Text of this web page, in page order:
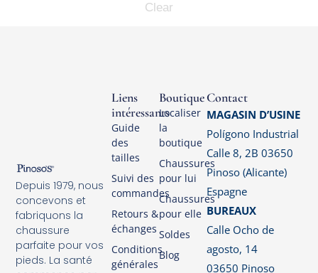
Clear
Depuis 1979, nous
concevons et
fabriquons la
chaussure
parfaite pour vos
pieds. La santé
Boutique
Localiser
la
boutique
Chaussures
pour lui
Chaussures
pour elle
Soldes
Blog
Liens
intéressants
Guide
des
tailles
Suivi des
commandes
Retours &
échanges
Conditions
générales
Contact
MAGASIN D’USINE
Polígono Industrial
Calle 8, 2B 03650
Pinoso (Alicante)
Espagne
BUREAUX
Calle Ocho de
agosto, 14
03650 Pinoso